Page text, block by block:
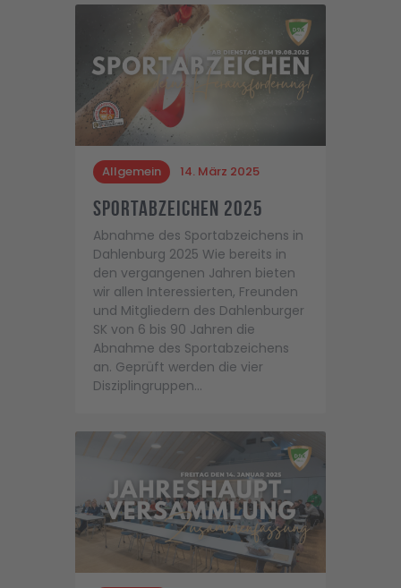
Allgemein 14. März 2025
Sportabzeichen 2025
Abnahme des Sportabzeichens in
Dahlenburg 2025 Wie bereits in
den vergangenen Jahren bieten
wir allen Interessierten, Freunden
und Mitgliedern des Dahlenburger
SK von 6 bis 90 Jahren die
Abnahme des Sportabzeichens
an. Geprüft werden die vier
Disziplingruppen…